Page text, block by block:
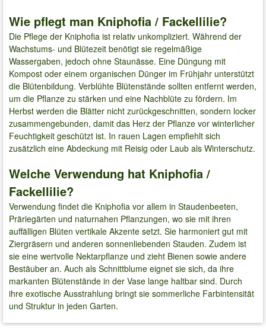
Wie pflegt man Kniphofia / Fackellilie?
Die Pflege der Kniphofia ist relativ unkompliziert. Während der
Wachstums- und Blütezeit benötigt sie regelmäßige
Wassergaben, jedoch ohne Staunässe. Eine Düngung mit
Kompost oder einem organischen Dünger im Frühjahr unterstützt
die Blütenbildung. Verblühte Blütenstände sollten entfernt werden,
um die Pflanze zu stärken und eine Nachblüte zu fördern. Im
Herbst werden die Blätter nicht zurückgeschnitten, sondern locker
zusammengebunden, damit das Herz der Pflanze vor winterlicher
Feuchtigkeit geschützt ist. In rauen Lagen empfiehlt sich
zusätzlich eine Abdeckung mit Reisig oder Laub als Winterschutz.
Welche Verwendung hat Kniphofia /
Fackellilie?
Verwendung findet die Kniphofia vor allem in Staudenbeeten,
Präriegärten und naturnahen Pflanzungen, wo sie mit ihren
auffälligen Blüten vertikale Akzente setzt. Sie harmoniert gut mit
Ziergräsern und anderen sonnenliebenden Stauden. Zudem ist
sie eine wertvolle Nektarpflanze und zieht Bienen sowie andere
Bestäuber an. Auch als Schnittblume eignet sie sich, da ihre
markanten Blütenstände in der Vase lange haltbar sind. Durch
ihre exotische Ausstrahlung bringt sie sommerliche Farbintensität
und Struktur in jeden Garten.